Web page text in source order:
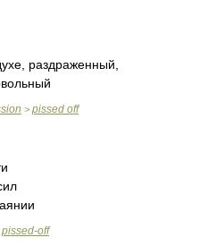
раздраженный,
> pissed off
pissed-off